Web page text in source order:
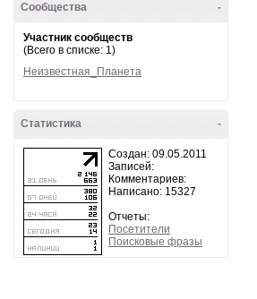
-
Сообщества
Участник сообществ
(Всего в списке: 1)
Неизвестная_Планета
-
Статистика
Создан: 09.05.2011
Записей:
Комментариев:
Написано: 15327
Отчеты:
Посетители
Поисковые фразы